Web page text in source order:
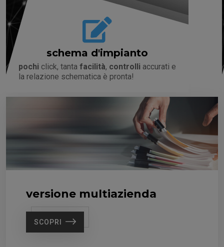
schema d'impianto
pochi click, tanta facilità, controlli accurati e
la relazione schematica è pronta!
versione multiazienda
SCOPRI